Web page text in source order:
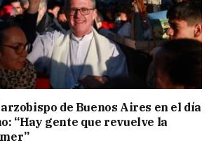
de Buenos Aires en el día
“Hay gente que revuelve la